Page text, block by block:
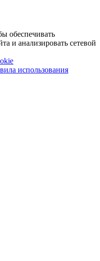
обеспечивать
и анализировать сетевой
использования